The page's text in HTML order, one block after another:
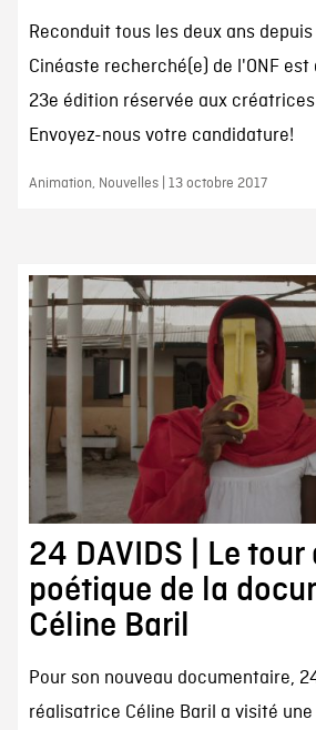
Reconduit tous les deux ans
Cinéaste recherché(e) de l'ONF
23e édition réservée aux
Envoyez-nous votre candidature!
Animation, Nouvelles | 13 octobre 2017
24 DAVIDS | Le
poétique de la
Céline Baril
Pour son nouveau documentaire,
réalisatrice Céline Baril a visité